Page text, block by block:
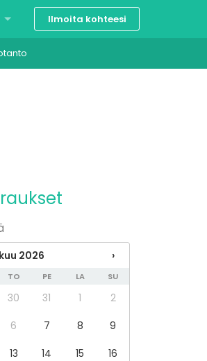
Ilmoita kohteesi
2026 ›
TO PE LA SU
30 31 1
2
6 7 8
9
13 14 15
16